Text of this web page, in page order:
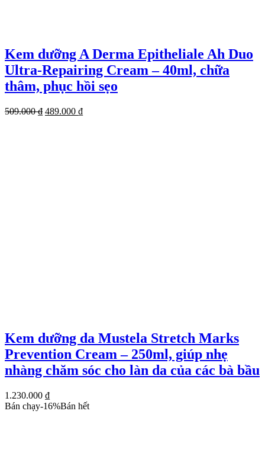
Kem dưỡng A Derma Epitheliale Ah Duo
Ultra-Repairing Cream – 40ml, chữa
thâm, phục hồi sẹo
509.000₫ Giá
489.000 ₫Giá
Kem dưỡng da Mustela Stretch Marks
Prevention Cream – 250ml, giúp nhẹ
nhàng chăm sóc cho làn da của các bà bầu
1.230.000 ₫
Bán chạy-16%Bán hết